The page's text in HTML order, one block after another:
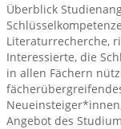
Überblick
Literaturrecherche,
Interessierte, die
in allen Fächern
Angebot des